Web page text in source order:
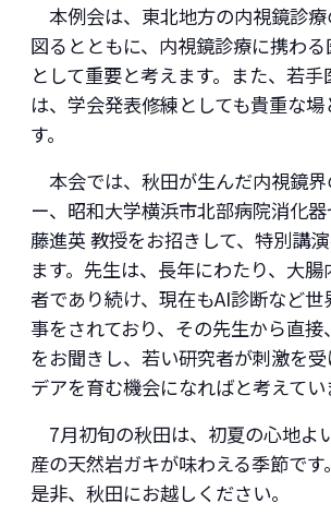
本例会は、東北地方の内視鏡診
図るとともに、内視鏡診療に携わ
として重要と考えます。また、若手
は、学会発表修練としても貴重な場
す。
本会では、秋田が生んだ内視鏡界
ー、昭和大学横浜市北部病院消化
藤進英 教授をお招きして、特別講
ます。先生は、長年にわたり、大
者であり続け、現在もAI診断など
事をされており、その先生から直
をお聞きし、若い研究者が刺激を
デアを育む機会になればと考えてい
7月初旬の秋田は、初夏の心地よ
産の天然岩ガキが味わえる季節です
是非、秋田にお越しください。